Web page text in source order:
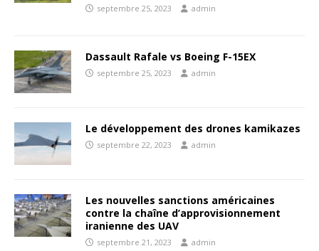
septembre 25, 2023 admin
Dassault Rafale vs Boeing F-15EX
septembre 25, 2023 admin
Le développement des drones kamikazes
septembre 22, 2023 admin
Les nouvelles sanctions américaines
contre la chaîne d’approvisionnement
iranienne des UAV
septembre 21, 2023 admin